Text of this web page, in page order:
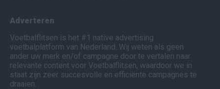
Adverteren
Voetbalflitsen is het #1 native advertising
voetbalplatform van Nederland. Wij weten als geen
ander uw merk en/of campagne door te vertalen naar
relevante content voor Voetbalflitsen, waardoor we in
staat zijn zeer succesvolle en efficiënte campagnes te
draaien.